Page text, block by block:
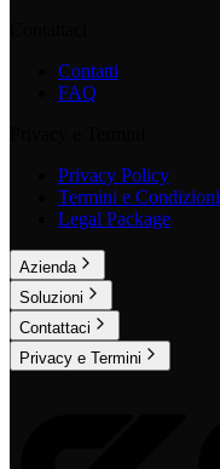
Contatti
FAQ
Privacy Policy
Termini e Condizioni
Legal Package
Azienda
Soluzioni
Contattaci
Privacy e Termini